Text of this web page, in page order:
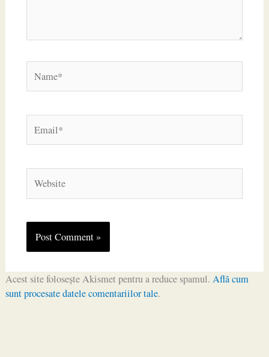
Acest site folosește Akismet pentru a reduce spamul. Află cum
sunt procesate datele comentariilor tale.